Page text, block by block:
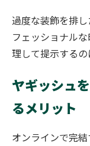
過度な装飾を排
フェッショナル
理して提示するの
ヤギッシュ
るメリット
オンラインで完